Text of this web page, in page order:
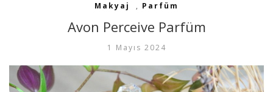
Makyaj , Parfüm
Avon Perceive Parfüm
1 Mayıs 2024